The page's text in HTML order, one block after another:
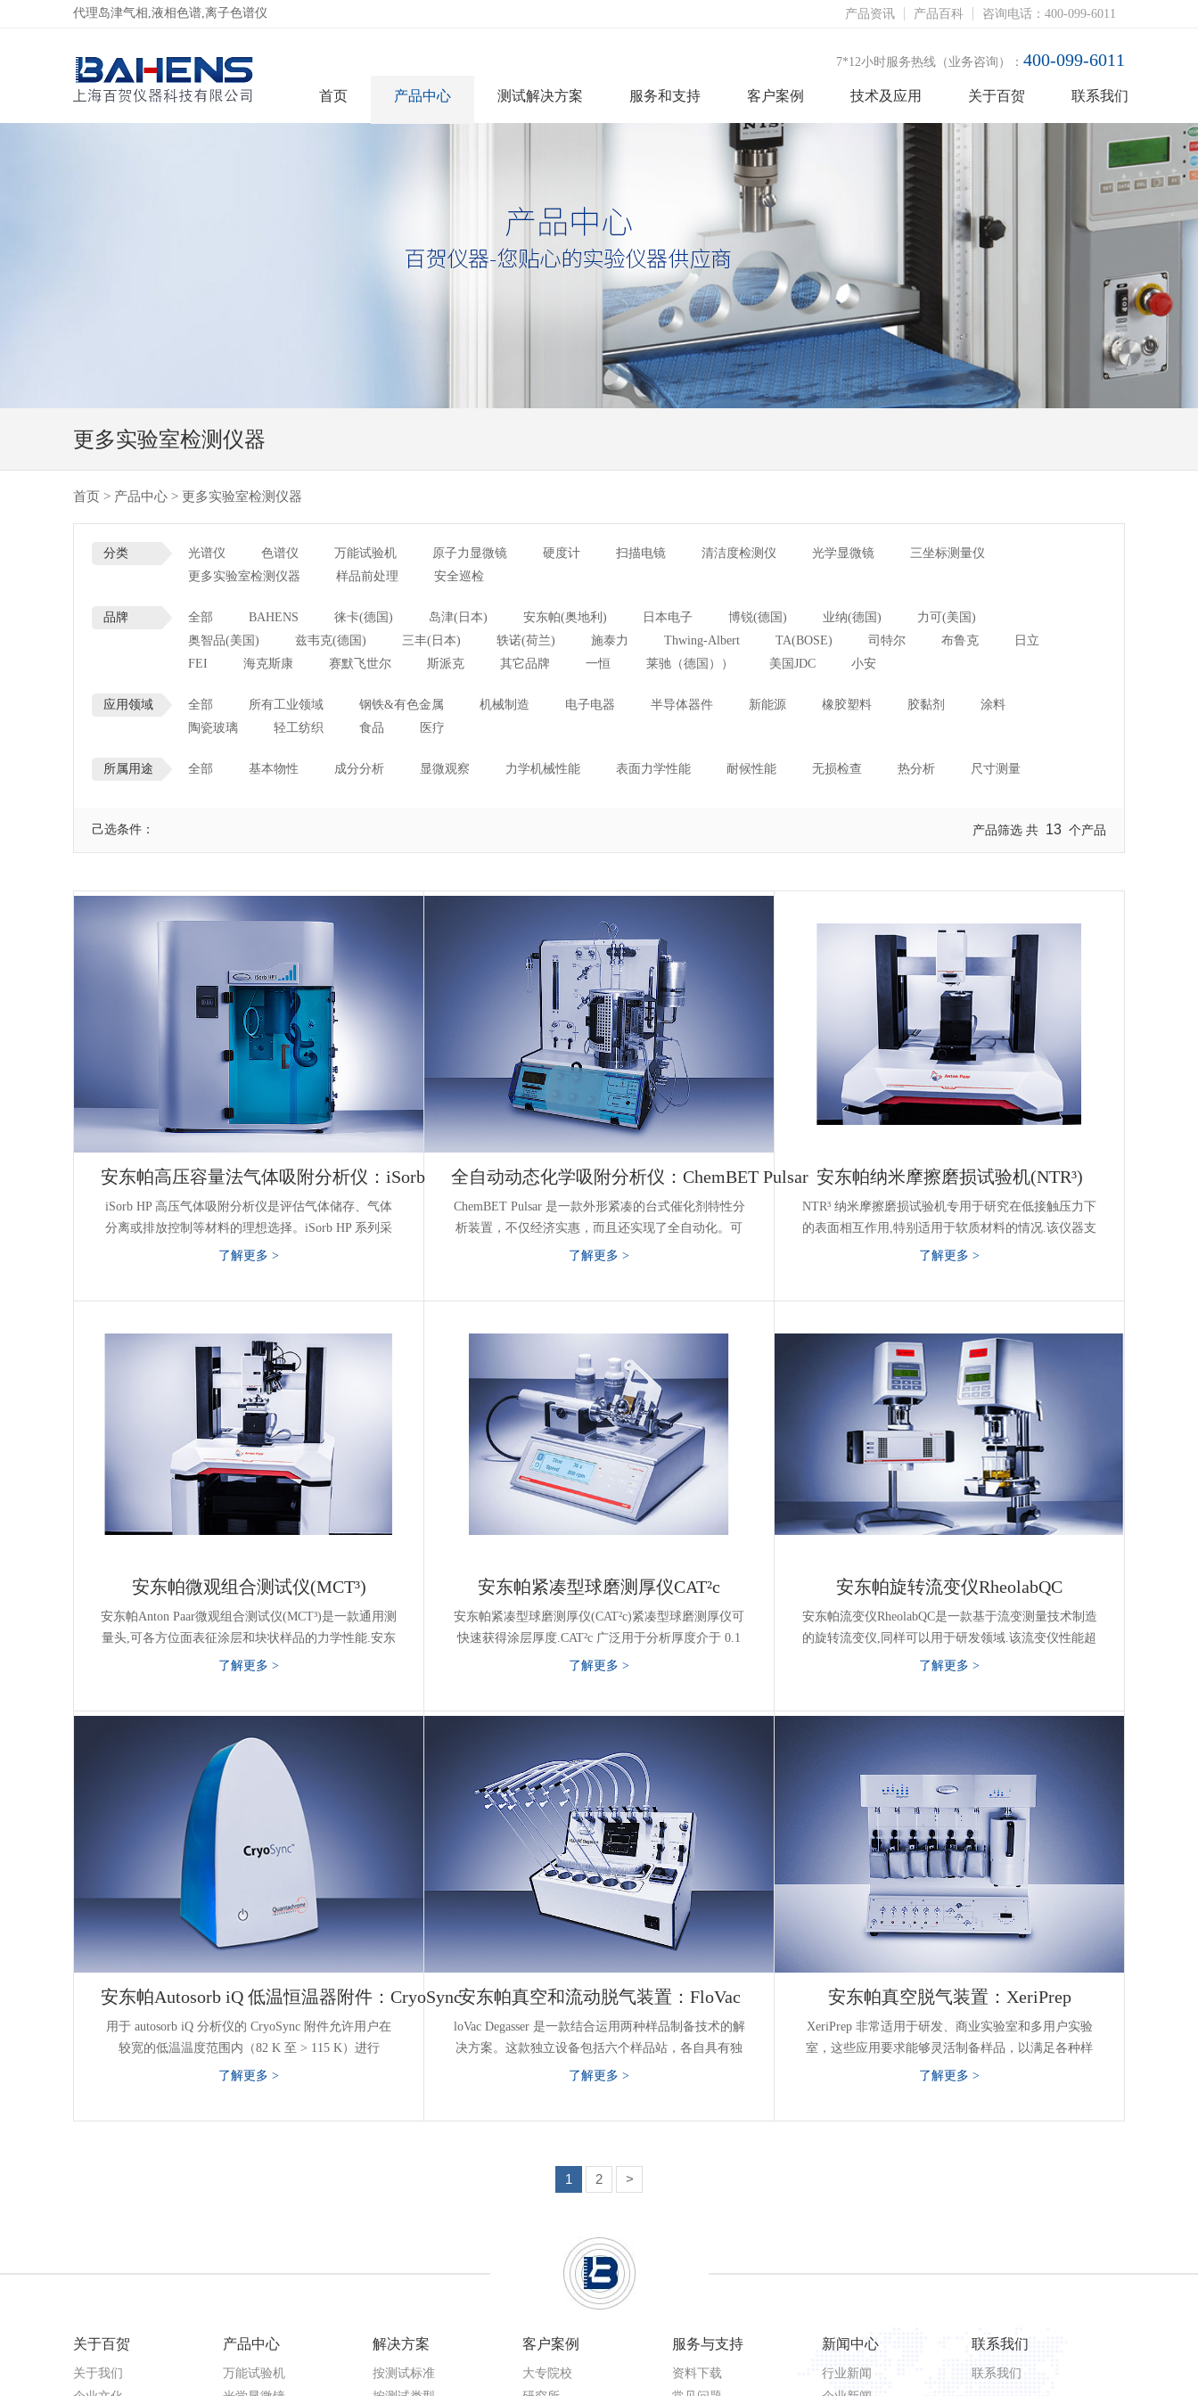
代理岛津气相,液相色谱,离子色谱仪 产品资讯 产品百科 咨询电话：400-099-6011
7*12小时服务热线（业务咨询）： 400-099-6011
首页 产品中心 测试解决方案 服务和支持 客户案例 技术及应用 关于百贺 联系我们
更多实验室检测仪器
首页 > 产品中心 > 更多实验室检测仪器
分类 光谱仪 色谱仪 万能试验机 原子力显微镜 硬度计 扫描电镜 清洁度检测仪 光学显微镜
三坐标测量仪
更多实验室检测仪器
样品前处理 安全巡检
品牌 全部 BAHENS 徕卡(德国) 岛津(日本) 安东帕(奥地利) 日本电子 博锐(德国) 业纳(德国)
力可(美国)
奥智品(美国)
兹韦克(德国) 三丰(日本) 轶诺(荷兰) 施泰力 Thwing-Albert TA(BOSE) 司特尔 布鲁克
日立
FEI
海克斯康 赛默飞世尔 斯派克 其它品牌 一恒 莱驰（德国）） 美国JDC 小安
应用领域 全部 所有工业领域 钢铁&有色金属 机械制造 电子电器 半导体器件 新能源 橡胶塑料 胶黏剂
涂料
陶瓷玻璃
轻工纺织 食品 医疗
所属用途 全部 基本物性 成分分析 显微观察 力学机械性能 表面力学性能 耐候性能 无损检查 热分析 尺寸测量
己选条件： 产品筛选 共 13 个产品
安东帕高压容量法气体吸附分析仪：iSorb
iSorb HP 高压气体吸附分析仪是评估气体储存、气体
分离或排放控制等材料的理想选择。iSorb HP 系列采
用高精度传感器、准确的歧管温度控件，内置状态方
了解更多 >
全自动动态化学吸附分析仪：ChemBET Pulsar
ChemBET Pulsar 是一款外形紧凑的台式催化剂特性分
析装置，不仅经济实惠，而且还实现了全自动化。可
编程分析序列与自动定量进样器、自动切换气路和高
特性表征的标杆配置。
了解更多 >
安东帕纳米摩擦磨损试验机(NTR³)
NTR³ 纳米摩擦磨损试验机专用于研究在低接触压力下
的表面相互作用,特别适用于软质材料的情况.该仪器支
持在较低的载荷和位移范围下研究较大的接触面积,同
了解更多 >
安东帕微观组合测试仪(MCT³)
安东帕Anton Paar微观组合测试仪(MCT³)是一款通用测
量头,可各方位面表征涂层和块状样品的力学性能.安东
帕Anton Paar微观组合测试仪(MCT³)的载荷范围大,能
了解更多 >
安东帕紧凑型球磨测厚仪CAT²c
安东帕紧凑型球磨测厚仪(CAT²c)紧凑型球磨测厚仪可
快速获得涂层厚度.CAT²c 广泛用于分析厚度介于 0.1
μm 和 50 μm 之间的涂层.简单的球坑法是快速且准确
了解更多 >
安东帕旋转流变仪RheolabQC
安东帕流变仪RheolabQC是一款基于流变测量技术制造
的旋转流变仪,同样可以用于研发领域.该流变仪性能超
群,操作简便,结构坚固,可用于进行快速单点检查,流动
了解更多 >
安东帕Autosorb iQ 低温恒温器附件：CryoSync
用于 autosorb iQ 分析仪的 CryoSync 附件允许用户在
较宽的低温温度范围内（82 K 至 > 115 K）进行
了解更多 >
安东帕真空和流动脱气装置：FloVac
loVac Degasser 是一款结合运用两种样品制备技术的解
决方案。这款独立设备包括六个样品站，各自具有独
立的控制阀，允许启动或终止其余的样品处理站，而
品制备方法。
了解更多 >
安东帕真空脱气装置：XeriPrep
XeriPrep 非常适用于研发、商业实验室和多用户实验
室，这些应用要求能够灵活制备样品，以满足各种样
品的高处理量要求。6 个脱气端口都各具一个独立的
了解更多 >
1 2 >
关于百贺
关于我们
产品中心
万能试验机
解决方案
按测试标准
客户案例
大专院校
服务与支持
资料下载
新闻中心
行业新闻
联系我们
联系我们